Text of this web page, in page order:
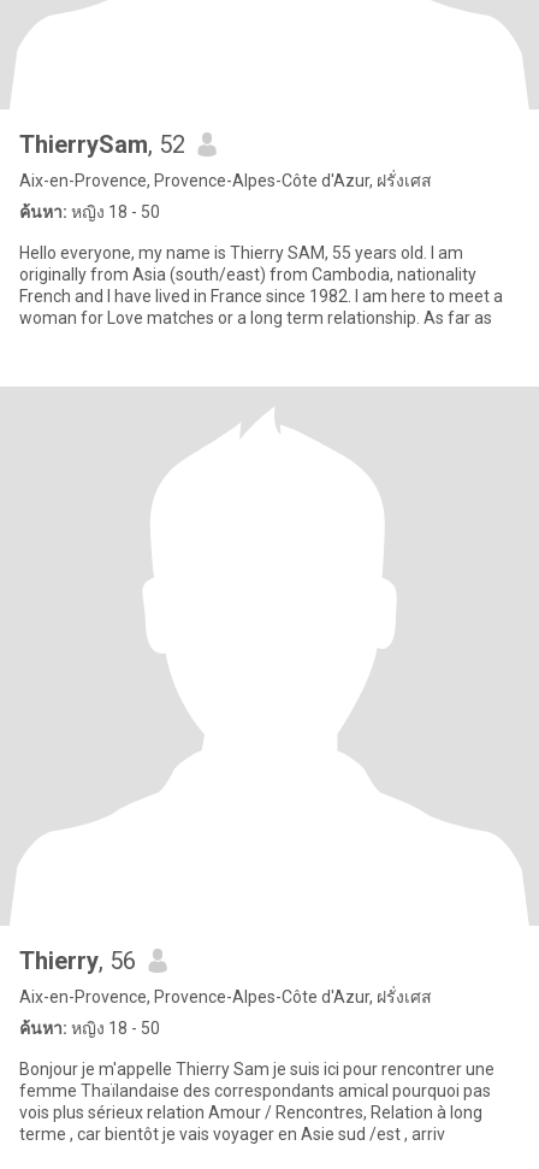
ThierrySam, 52
Aix-en-Provence, Provence-Alpes-Côte d'Azur, ฝรั่งเศส
ค้นหา: หญิง 18 - 50
Hello everyone, my name is Thierry SAM, 55 years old. I am
originally from Asia (south/east) from Cambodia, nationality
French and I have lived in France since 1982. I am here to meet a
woman for Love matches or a long term relationship. As far as
Thierry, 56
Aix-en-Provence, Provence-Alpes-Côte d'Azur, ฝรั่งเศส
ค้นหา: หญิง 18 - 50
Bonjour je m'appelle Thierry Sam je suis ici pour rencontrer une
femme Thaïlandaise des correspondants amical pourquoi pas
vois plus sérieux relation Amour / Rencontres, Relation à long
terme , car bientôt je vais voyager en Asie sud /est , arriv